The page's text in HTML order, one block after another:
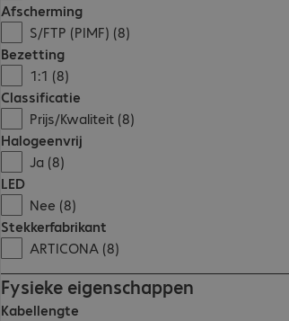
Afscherming
S/FTP (PIMF) (8)
Bezetting
1:1 (8)
Classificatie
Prijs/Kwaliteit (8)
Halogeenvrij
Ja (8)
LED
Nee (8)
Stekkerfabrikant
ARTICONA (8)
Fysieke eigenschappen
Kabellengte